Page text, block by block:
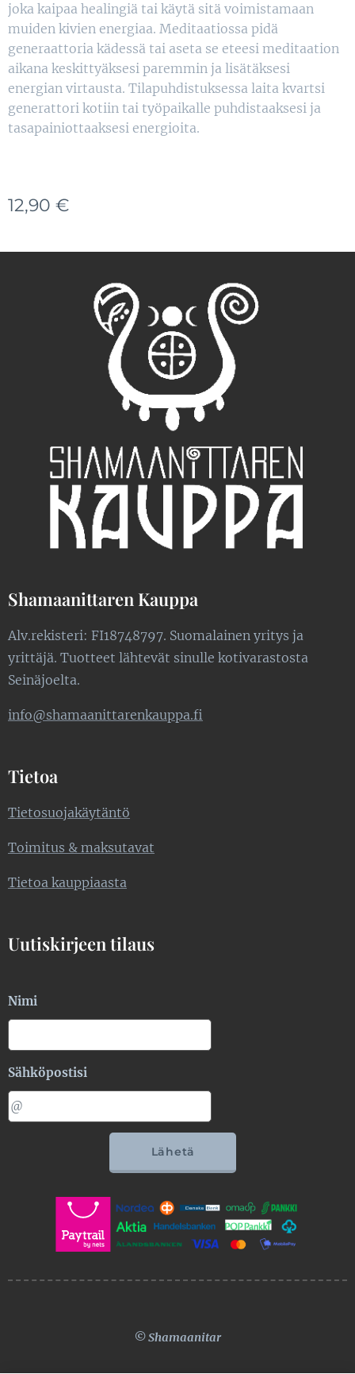
joka kaipaa healingiä tai käytä sitä voimistamaan
muiden kivien energiaa. Meditaatiossa pidä
generaattoria kädessä tai aseta se eteesi meditaation
aikana keskittyäksesi paremmin ja lisätäksesi
energian virtausta. Tilapuhdistuksessa laita kvartsi
generattori kotiin tai työpaikalle puhdistaaksesi ja
tasapainiottaaksesi energioita.
12,90 €
Shamaanittaren Kauppa
Alv.rekisteri: FI18748797. Suomalainen yritys ja
yrittäjä. Tuotteet lähtevät sinulle kotivarastosta
Seinäjoelta.
info@shamaanittarenkauppa.fi
Tietoa
Tietosuojakäytäntö
Toimitus & maksutavat
Tietoa kauppiaasta
Uutiskirjeen tilaus
Nimi
Sähköpostisi
Lähetä
© Shamaanitar